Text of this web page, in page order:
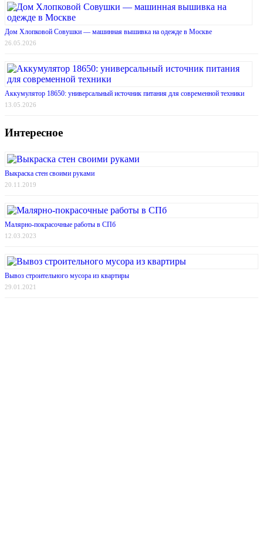
Дом Хлопковой Совушки — машинная вышивка на одежде в Москве
26.05.2026
Аккумулятор 18650: универсальный источник питания для современной техники
13.05.2026
Интересное
Выкраска стен своими руками
20.11.2019
Малярно-покрасочные работы в СПб
12.03.2023
Вывоз строительного мусора из квартиры
29.01.2021